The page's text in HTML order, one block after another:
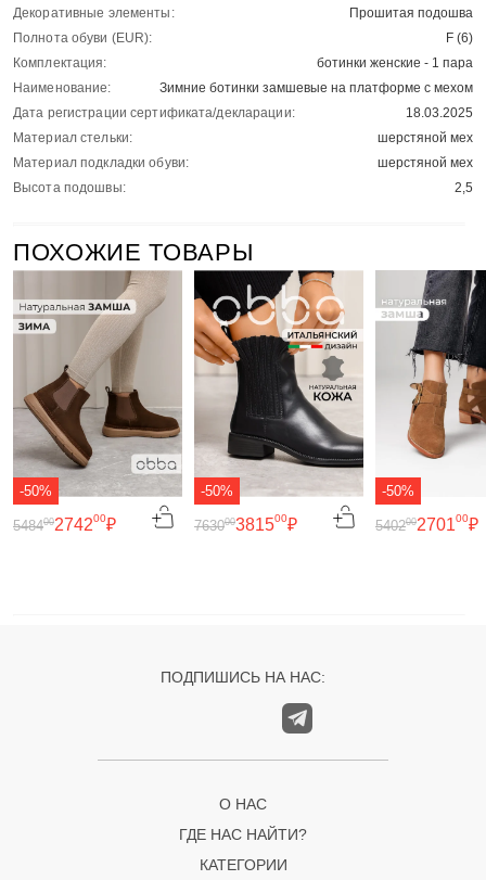
Декоративные элементы:
Прошитая подошва
Полнота обуви (EUR):
F (6)
Комплектация:
ботинки женские - 1 пара
Наименование:
Зимние ботинки замшевые на платформе с мехом
Дата регистрации сертификата/декларации:
18.03.2025
Материал стельки:
шерстяной мех
Материал подкладки обуви:
шерстяной мех
Высота подошвы:
2,5
ПОХОЖИЕ ТОВАРЫ
-50%
274200₽
548400
-50%
381500₽
763000
-50%
270100₽
540200
ПОДПИШИСЬ НА НАС:
О НАС
ГДЕ НАС НАЙТИ?
КАТЕГОРИИ